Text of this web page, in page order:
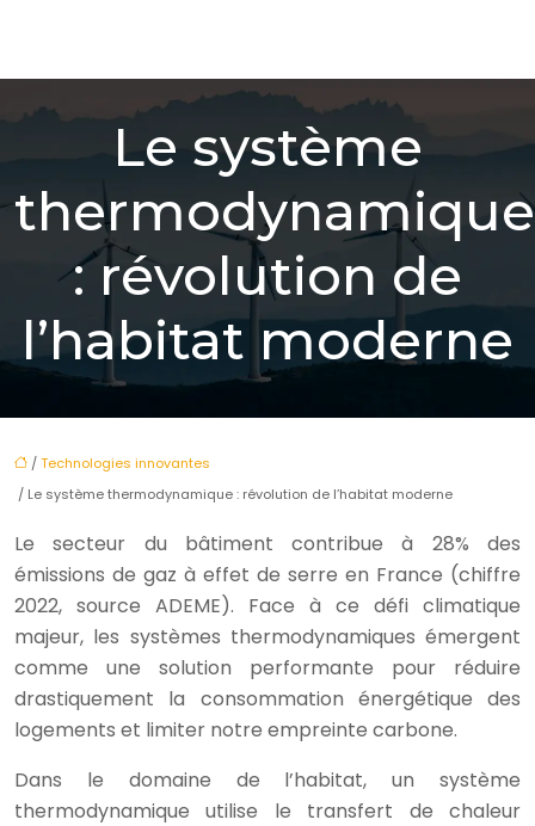
Le système
thermodynamique
: révolution de
l’habitat moderne
/Technologies innovantes
/ Le système thermodynamique : révolution de l’habitat moderne
Le secteur du bâtiment contribue à 28% des
émissions de gaz à effet de serre en France (chiffre
2022, source ADEME). Face à ce défi climatique
majeur, les systèmes thermodynamiques émergent
comme une solution performante pour réduire
drastiquement la consommation énergétique des
logements et limiter notre empreinte carbone.
Dans le domaine de l’habitat, un système
thermodynamique utilise le transfert de chaleur